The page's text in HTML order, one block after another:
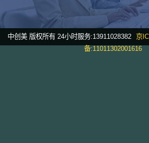
中创美 版权所有 24小时服务:13911028382 京
备:11011302001616